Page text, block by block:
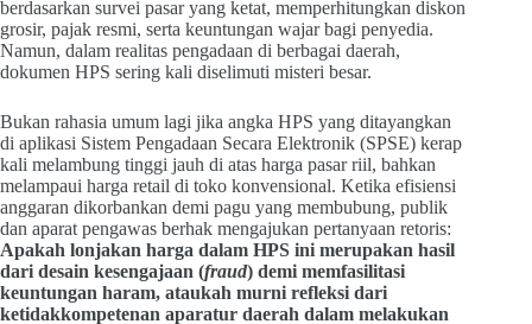
berdasarkan survei pasar yang ketat, memperhitungkan diskon
grosir, pajak resmi, serta keuntungan wajar bagi penyedia.
Namun, dalam realitas pengadaan di berbagai daerah,
dokumen HPS sering kali diselimuti misteri besar.
Bukan rahasia umum lagi jika angka HPS yang ditayangkan
di aplikasi Sistem Pengadaan Secara Elektronik (SPSE) kerap
kali melambung tinggi jauh di atas harga pasar riil, bahkan
melampaui harga retail di toko konvensional. Ketika efisiensi
anggaran dikorbankan demi pagu yang membubung, publik
dan aparat pengawas berhak mengajukan pertanyaan retoris:
Apakah lonjakan harga dalam HPS ini merupakan hasil
dari desain kesengajaan (fraud) demi memfasilitasi
keuntungan haram, ataukah murni refleksi dari
ketidakkompetenan aparatur daerah dalam melakukan